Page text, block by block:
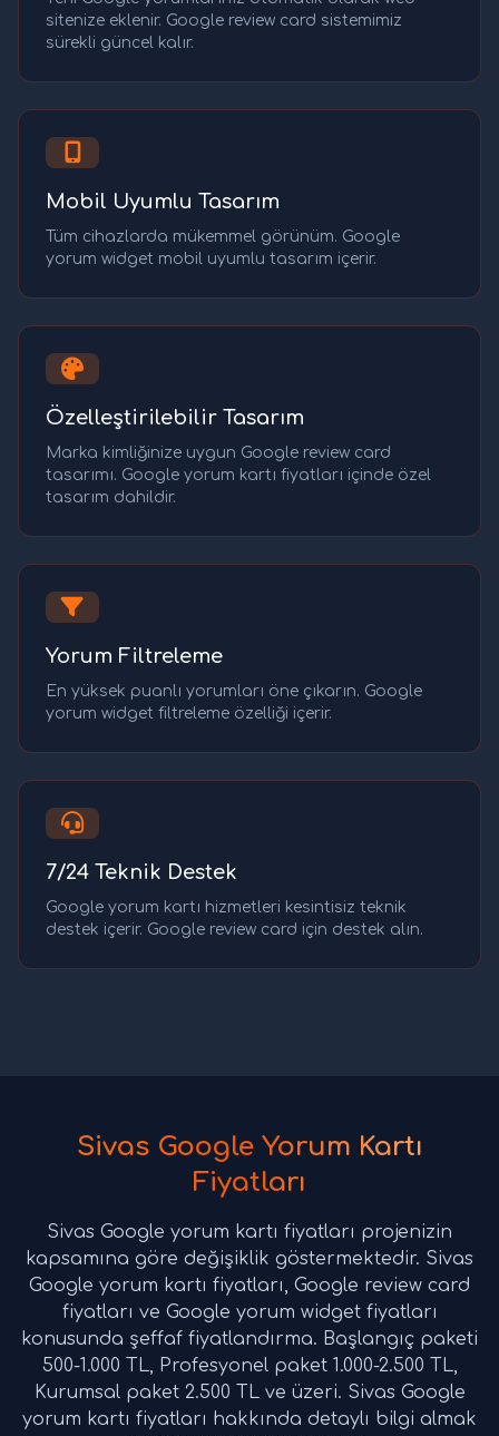
sitenize eklenir. Google review card sistemimiz
sürekli güncel kalır.
Mobil Uyumlu Tasarım
Tüm cihazlarda mükemmel görünüm. Google
yorum widget mobil uyumlu tasarım içerir.
Özelleştirilebilir Tasarım
Marka kimliğinize uygun Google review card
tasarımı. Google yorum kartı fiyatları içinde özel
tasarım dahildir.
Yorum Filtreleme
En yüksek puanlı yorumları öne çıkarın. Google
yorum widget filtreleme özelliği içerir.
7/24 Teknik Destek
Google yorum kartı hizmetleri kesintisiz teknik
destek içerir. Google review card için destek alın.
Sivas Google Yorum Kartı
Fiyatları
Sivas Google yorum kartı fiyatları projenizin
kapsamına göre değişiklik göstermektedir. Sivas
Google yorum kartı fiyatları, Google review card
fiyatları ve Google yorum widget fiyatları
konusunda şeffaf fiyatlandırma. Başlangıç paketi
500-1.000 TL, Profesyonel paket 1.000-2.500 TL,
Kurumsal paket 2.500 TL ve üzeri. Sivas Google
yorum kartı fiyatları hakkında detaylı bilgi almak